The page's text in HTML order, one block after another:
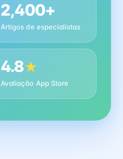
2,400+
Artigos de especialistas
4.8★
Avaliação App Store